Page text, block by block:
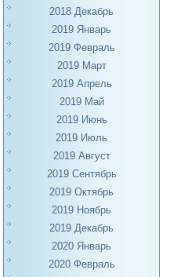
2018 Декабрь
2019 Январь
2019 Февраль
2019 Март
2019 Апрель
2019 Май
2019 Июнь
2019 Июль
2019 Август
2019 Сентябрь
2019 Октябрь
2019 Ноябрь
2019 Декабрь
2020 Январь
2020 Февраль